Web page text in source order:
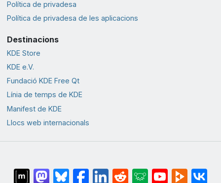
Política de privadesa
Política de privadesa de les aplicacions
Destinacions
KDE Store
KDE e.V.
Fundació KDE Free Qt
Línia de temps de KDE
Manifest de KDE
Llocs web internacionals